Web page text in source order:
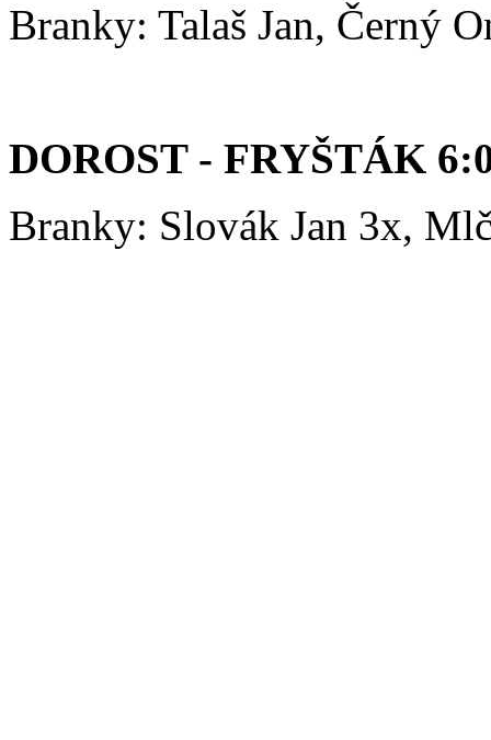
Branky: Talaš Jan, Černý
DOROST - FRYŠTÁK
Branky: Slovák Jan 3x,